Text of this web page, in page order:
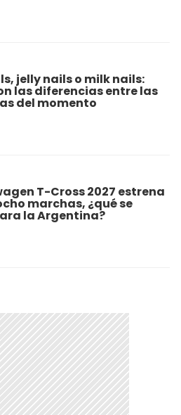
jelly nails o milk nails:
las diferencias entre las
del momento
T-Cross 2027 estrena
marchas, ¿qué se
la Argentina?